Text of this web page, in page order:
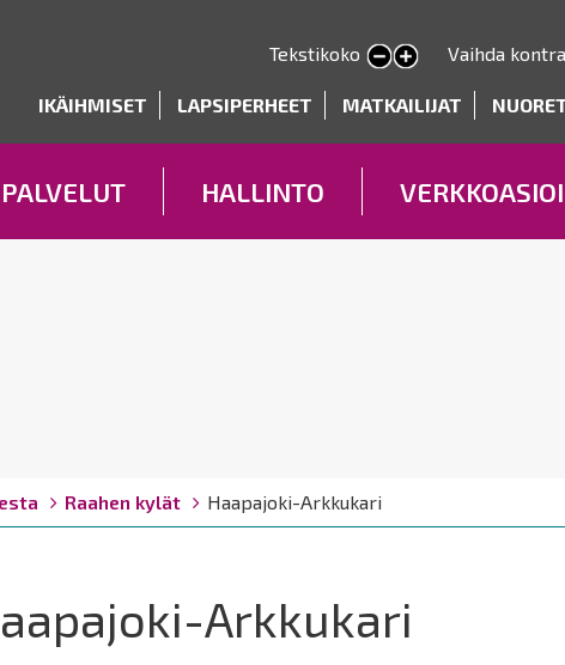
pääsisältöön
Tekstikoko
Pienennä tekstin kokoa
Suurenna tekstin kokoa Vaihda
IKÄIHMISET LAPSIPERHEET MATKAILIJAT
PALVELUT HALLINTO
Raahen kylät Haapajoki-Arkkukari
Arkkukari